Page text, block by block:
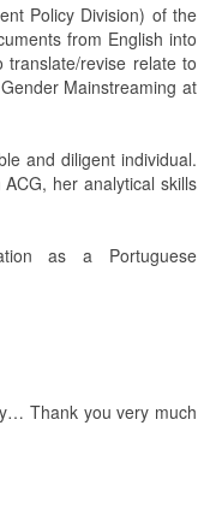
Policy Division) of the
from English into
revise relate to
Mainstreaming at
and diligent individual.
her analytical skills
as a Portuguese
Thank you very much